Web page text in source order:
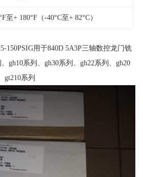
至+ 180°F（-40°C至+ 82°C）
150PSIG用于840D 5A3P三轴数控龙门铣
gh10系列、gh30系列、gh22系列、gh20
gt210系列